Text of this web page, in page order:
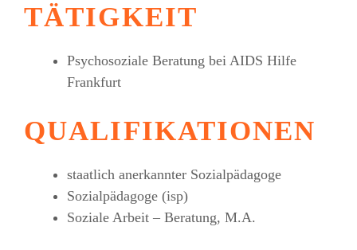
TÄTIGKEIT
Psychosoziale Beratung bei AIDS Hilfe
Frankfurt
QUALIFIKATIONEN
staatlich anerkannter Sozialpädagoge
Sozialpädagoge (isp)
Soziale Arbeit – Beratung, M.A.